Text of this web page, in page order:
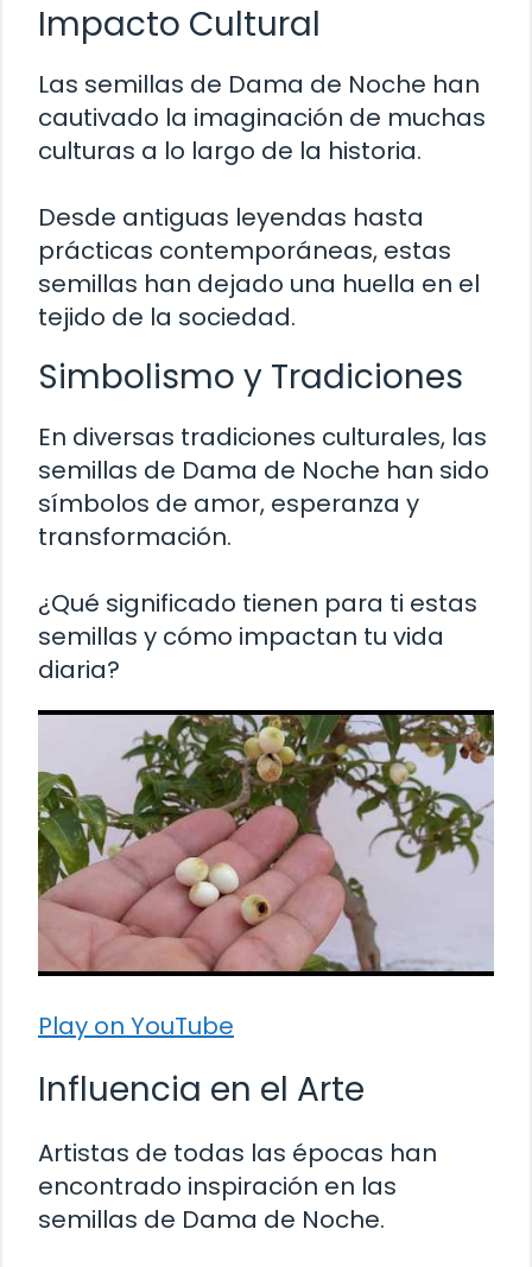
Impacto Cultural
Las semillas de Dama de Noche han
cautivado la imaginación de muchas
culturas a lo largo de la historia.
Desde antiguas leyendas hasta
prácticas contemporáneas, estas
semillas han dejado una huella en el
tejido de la sociedad.
Simbolismo y Tradiciones
En diversas tradiciones culturales, las
semillas de Dama de Noche han sido
símbolos de amor, esperanza y
transformación.
¿Qué significado tienen para ti estas
semillas y cómo impactan tu vida
diaria?
Play on YouTube
Influencia en el Arte
Artistas de todas las épocas han
encontrado inspiración en las
semillas de Dama de Noche.